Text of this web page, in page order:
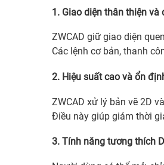
1. Giao diện thân thiện và
ZWCAD giữ giao diện
Các lệnh cơ bản, thanh
2. Hiệu suất cao và ổn
ZWCAD xử lý bản vẽ 2D
Điều này giúp giảm thời
3. Tính năng tương thích